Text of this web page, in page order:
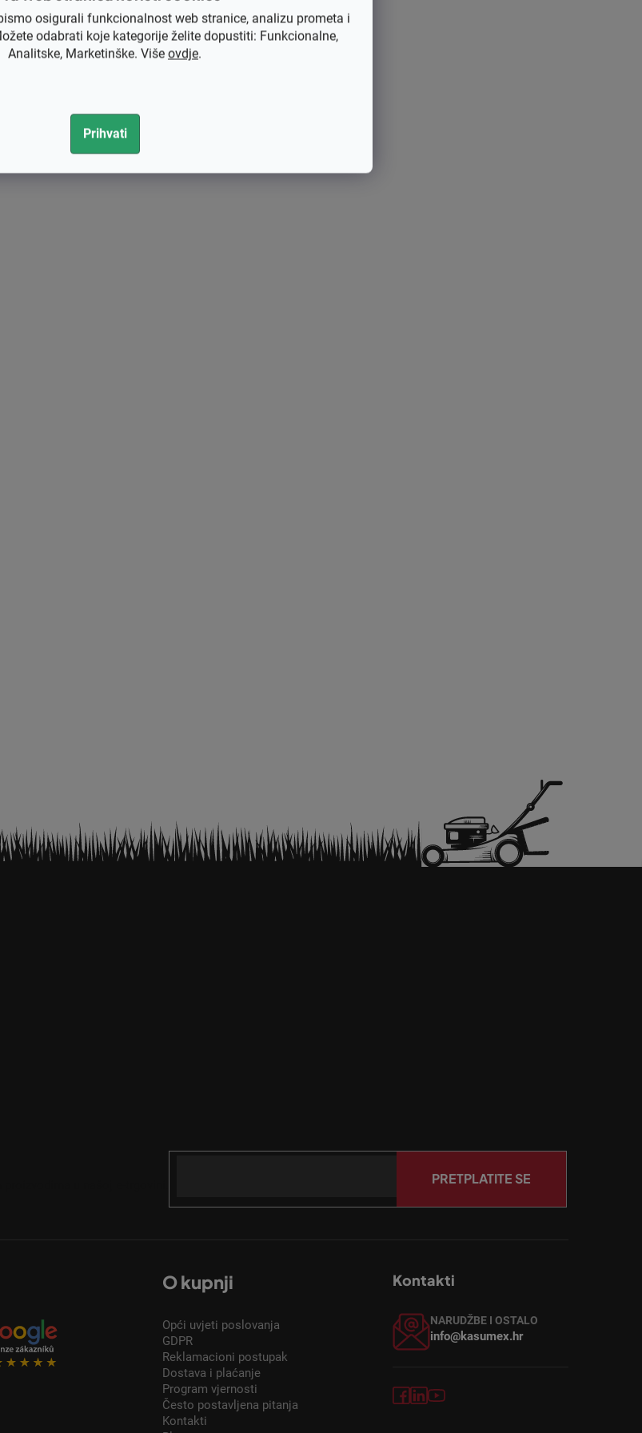
osigurali funkcionalnost web stranice, analizu prometa i
odabrati koje kategorije želite dopustiti: Funkcionalne,
Analitske, Marketinške. Više ovdje.
Prihvati
l
e
j
O kupnji
Opći uvjeti poslovanja
GDPR
Reklamacioni postupak
Dostava i plaćanje
Program vjernosti
Često postavljena pitanja
Kontakti
Kontakti
NARUDŽBE I OSTALO
info@kasumex.hr
PRETPLATITE SE